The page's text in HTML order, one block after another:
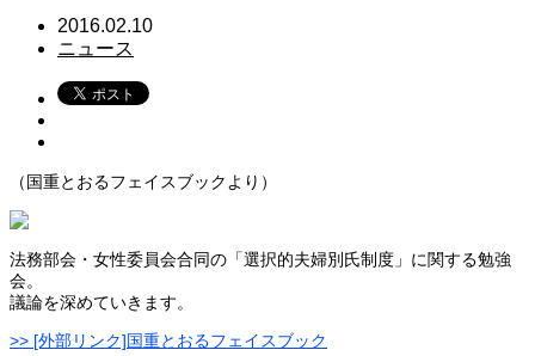
2016.02.10
ニュース
（国重とおるフェイスブックより）
法務部会・女性委員会合同の「選択的夫婦別氏制度」に関する勉強
会。
議論を深めていきます。
>> [外部リンク]国重とおるフェイスブック